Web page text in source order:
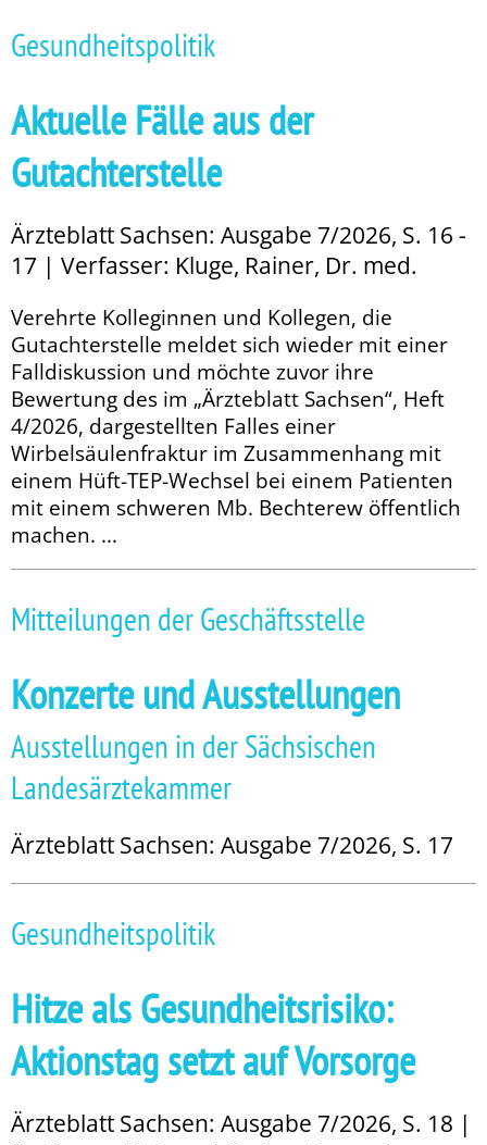
Gesundheitspolitik
Aktuelle Fälle aus der
Gutachterstelle
Ärzteblatt Sachsen: Ausgabe 7/2026, S. 16 -
17 | Verfasser: Kluge, Rainer, Dr. med.
Verehrte Kolleginnen und Kollegen, die
Gutachterstelle meldet sich wieder mit einer
Falldiskussion und möchte zuvor ihre
Bewertung des im „Ärzteblatt Sachsen“, Heft
4/2026, dargestellten Falles einer
Wirbelsäulenfraktur im Zusammenhang mit
einem Hüft-TEP-Wechsel bei einem Patienten
mit einem schweren Mb. Bechterew öffentlich
machen. ...
Mitteilungen der Geschäftsstelle
Konzerte und Ausstellungen
Ausstellungen in der Sächsischen
Landesärztekammer
Ärzteblatt Sachsen: Ausgabe 7/2026, S. 17
Gesundheitspolitik
Hitze als Gesundheitsrisiko:
Aktionstag setzt auf Vorsorge
Ärzteblatt Sachsen: Ausgabe 7/2026, S. 18 |